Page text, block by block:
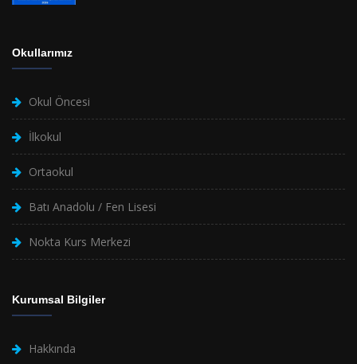
Okullarımız
Okul Öncesi
İlkokul
Ortaokul
Batı Anadolu / Fen Lisesi
Nokta Kurs Merkezi
Kurumsal Bilgiler
Hakkında